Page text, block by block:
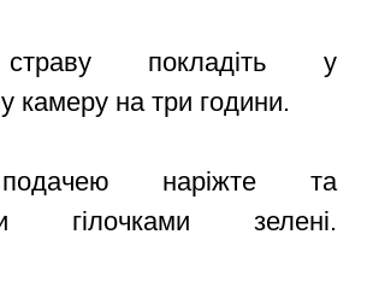
покладіть у
камеру на три години.
наріжте та
гілочками зелені.